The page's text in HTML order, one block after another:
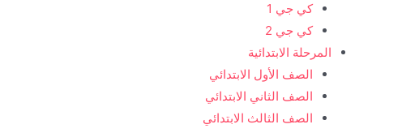
كي جي 1
كي جي 2
المرحلة الابتدائية
الصف الأول الابتدائي
الصف الثاني الابتدائي
الصف الثالث الابتدائي